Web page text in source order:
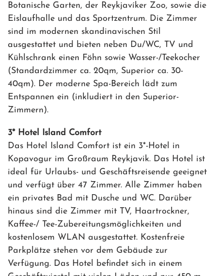
Botanische Garten, der Reykjavíker Zoo, sowie die
Eislaufhalle und das Sportzentrum. Die Zimmer
sind im modernen skandinavischen Stil
ausgestattet und bieten neben Du/WC, TV und
Kühlschrank einen Föhn sowie Wasser-/Teekocher
(Standardzimmer ca. 20qm, Superior ca. 30-
40qm). Der moderne Spa-Bereich lädt zum
Entspannen ein (inkludiert in den Superior-
Zimmern).
3* Hotel Island Comfort
Das Hotel Island Comfort ist ein 3*-Hotel in
Kopavogur im Großraum Reykjavik. Das Hotel ist
ideal für Urlaubs- und Geschäftsreisende geeignet
und verfügt über 47 Zimmer. Alle Zimmer haben
ein privates Bad mit Dusche und WC. Darüber
hinaus sind die Zimmer mit TV, Haartrockner,
Kaffee-/ Tee-Zubereitungsmöglichkeiten und
kostenlosem WLAN ausgestattet. Kostenfreie
Parkplätze stehen vor dem Gebäude zur
Verfügung. Das Hotel befindet sich in einem